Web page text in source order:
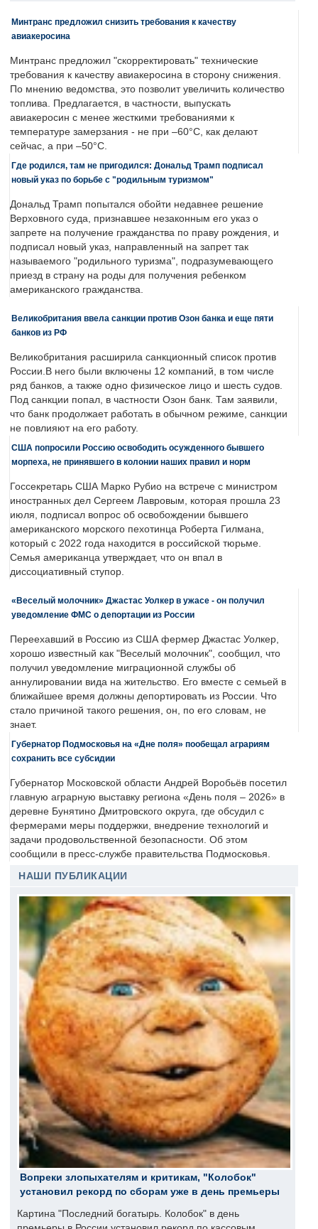
Минтранс предложил снизить требования к качеству
авиакеросина
Минтранс предложил "скорректировать" технические
требования к качеству авиакеросина в сторону снижения.
По мнению ведомства, это позволит увеличить количество
топлива. Предлагается, в частности, выпускать
авиакеросин с менее жесткими требованиями к
температуре замерзания - не при –60°C, как делают
сейчас, а при –50°C.
Где родился, там не пригодился: Дональд Трамп подписал
новый указ по борьбе с "родильным туризмом"
Дональд Трамп попытался обойти недавнее решение
Верховного суда, признавшее незаконным его указ о
запрете на получение гражданства по праву рождения, и
подписал новый указ, направленный на запрет так
называемого "родильного туризма", подразумевающего
приезд в страну на роды для получения ребенком
американского гражданства.
Великобритания ввела санкции против Озон банка и еще пяти
банков из РФ
Великобритания расширила санкционный список против
России.В него были включены 12 компаний, в том числе
ряд банков, а также одно физическое лицо и шесть судов.
Под санкции попал, в частности Озон банк. Там заявили,
что банк продолжает работать в обычном режиме, санкции
не повлияют на его работу.
США попросили Россию освободить осужденного бывшего
морпеха, не принявшего в колонии наших правил и норм
Госсекретарь США Марко Рубио на встрече с министром
иностранных дел Сергеем Лавровым, которая прошла 23
июля, подписал вопрос об освобождении бывшего
американского морского пехотинца Роберта Гилмана,
который с 2022 года находится в российской тюрьме.
Семья американца утверждает, что он впал в
диссоциативный ступор.
«Веселый молочник» Джастас Уолкер в ужасе - он получил
уведомление ФМС о депортации из России
Переехавший в Россию из США фермер Джастас Уолкер,
хорошо известный как "Веселый молочник", сообщил, что
получил уведомление миграционной службы об
аннулировании вида на жительство. Его вместе с семьей в
ближайшее время должны депортировать из России. Что
стало причиной такого решения, он, по его словам, не
знает.
Губернатор Подмосковья на «Дне поля» пообещал аграриям
сохранить все субсидии
Губернатор Московской области Андрей Воробьёв посетил
главную аграрную выставку региона «День поля – 2026» в
деревне Бунятино Дмитровского округа, где обсудил с
фермерами меры поддержки, внедрение технологий и
задачи продовольственной безопасности. Об этом
сообщили в пресс-службе правительства Подмосковья.
НАШИ ПУБЛИКАЦИИ
Вопреки злопыхателям и критикам, "Колобок"
установил рекорд по сборам уже в день премьеры
Картина "Последний богатырь. Колобок" в день